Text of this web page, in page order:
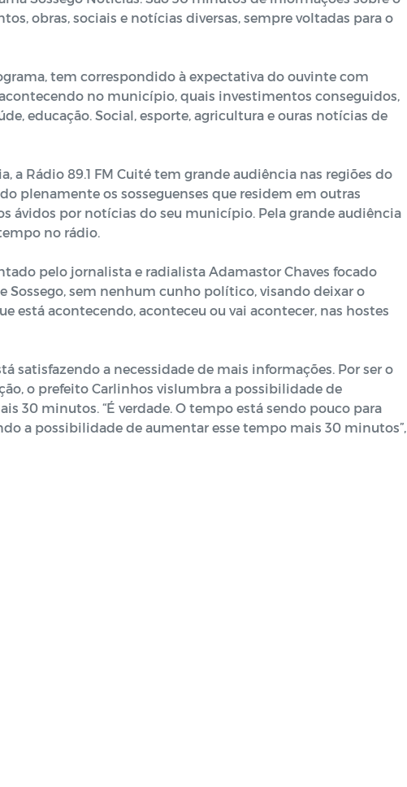
obras, sociais e notícias diversas, sempre voltadas para o
tem correspondido à expectativa do ouvinte com
no município, quais investimentos conseguidos,
educação. Social, esporte, agricultura e ouras notícias de
a Rádio 89.1 FM Cuité tem grande audiência nas regiões do
plenamente os sosseguenses que residem em outras
ávidos por notícias do seu município. Pela grande audiência
no rádio.
pelo jornalista e radialista Adamastor Chaves focado
Sossego, sem nenhum cunho político, visando deixar o
está acontecendo, aconteceu ou vai acontecer, nas hostes
satisfazendo a necessidade de mais informações. Por ser o
o prefeito Carlinhos vislumbra a possibilidade de
30 minutos. “É verdade. O tempo está sendo pouco para
a possibilidade de aumentar esse tempo mais 30 minutos”,